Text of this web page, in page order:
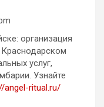
организация
услуг,
Узнайте
angel-ritual.ru/